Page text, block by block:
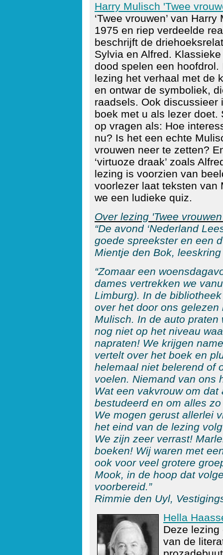
Harry Mulisch 'Twee
‘Twee vrouwen’ van
1975 en riep verdeelde
beschrijft de
Sylvia en Alfred.
dood spelen een
lezing het verhaal met de
en ontwar de symboliek,
raadsels. Ook discussieer
boek met u als lezer doet.
op vragen als: Hoe
nu? Is het een echte
vrouwen neer te zetten?
‘virtuoze draak’ zoals
lezing is voorzien van
voorlezer laat teksten van
we een ludieke quiz.
Over lezing 'Twee
“De avond ‘Nederland
goede spreekster en een
Mientje den Bok,
“Zomaar een
dames vertrekken we
Limburg). In de
over het door ons gelezen
Mulisch. In de auto
nog niet op het niveau
napraten! We krijgen
vertelt over het boek en
helemaal niet belerend of
voelen. Niemand van ons
Wat een vakvrouw om
bestudeerd en om alles
We mogen gerust allerlei
het eind van de lezing
We zijn zeer verrast!
boeken! Wij waren met
ook voor veel grotere
Mook, in de hoop dat
voorbereid.”
Rimmie den Uyl,
Hella
Deze lezing
van de